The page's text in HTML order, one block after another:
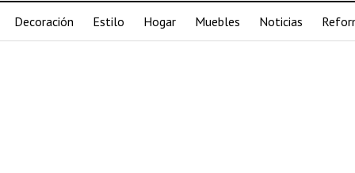
Decoración Estilo Hogar Muebles Noticias